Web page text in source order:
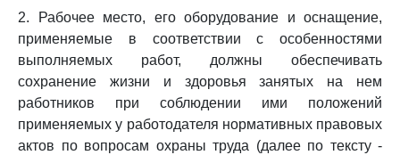
2. Рабочее место, его оборудование и оснащение,
применяемые в соответствии с особенностями
выполняемых работ, должны обеспечивать
сохранение жизни и здоровья занятых на нем
работников при соблюдении ими положений
применяемых у работодателя нормативных правовых
актов по вопросам охраны труда (далее по тексту -